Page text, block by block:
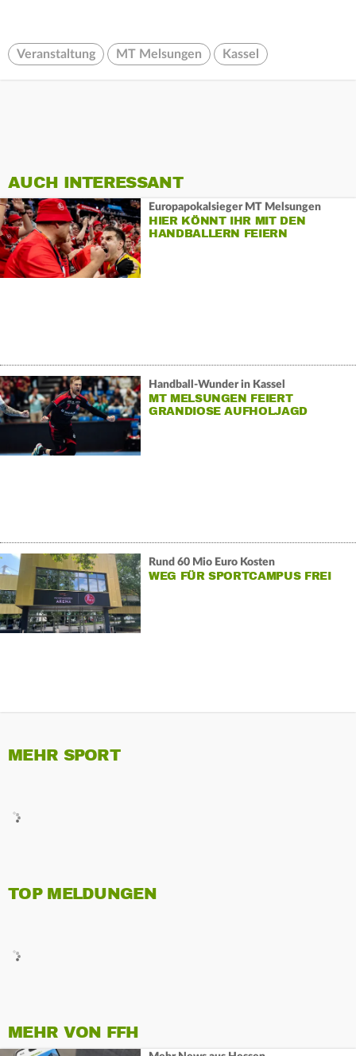
Veranstaltung MT Melsungen Kassel
AUCH INTERESSANT
Europapokalsieger MT Melsungen
HIER KÖNNT IHR MIT DEN
HANDBALLERN FEIERN
Handball-Wunder in Kassel
MT MELSUNGEN FEIERT
GRANDIOSE AUFHOLJAGD
Rund 60 Mio Euro Kosten
WEG FÜR SPORTCAMPUS FREI
MEHR SPORT
TOP MELDUNGEN
MEHR VON FFH